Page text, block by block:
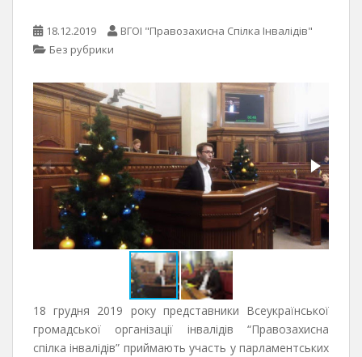
18.12.2019
ВГОІ "Правозахисна Спілка Інвалідів"
Без рубрики
18 грудня 2019 року представники Всеукраїнської
громадської організації інвалідів “Правозахисна
спілка інвалідів” приймають участь у парламентських